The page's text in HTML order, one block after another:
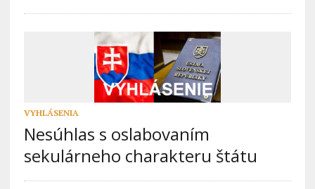
VYHLÁSENIA
Nesúhlas s oslabovaním
sekulárneho charakteru štátu